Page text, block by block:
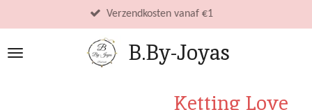
direct
naar
B.By-Joyas
Verzendkosten vanaf €1
Ketting Love